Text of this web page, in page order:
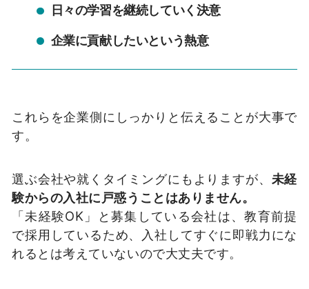
日々の学習を継続していく決意
企業に貢献したいという熱意
これらを企業側にしっかりと伝えることが大事で
す。
選ぶ会社や就くタイミングにもよりますが、 未経
験からの入社に戸惑うことはありません。
「未経験OK」と募集している会社は、教育前提
で採用しているため、入社してすぐに即戦力にな
れるとは考えていないので大丈夫です。